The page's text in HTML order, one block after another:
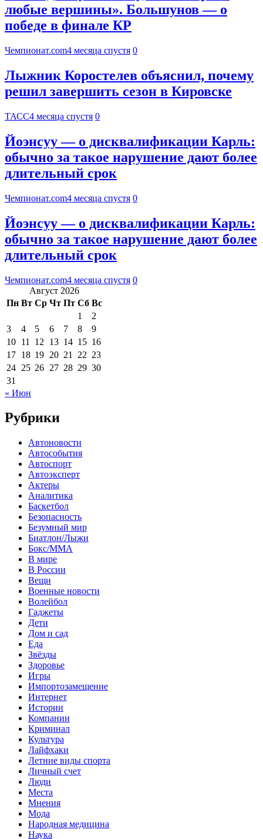
любые вершины». Большунов — о
победе в финале КР
Чемпионат.com4 месяца спустя 0
Лыжник Коростелев объяснил, почему
решил завершить сезон в Кировске
ТАСС4 месяца спустя 0
Йоэнсуу — о дисквалификации Карль:
обычно за такое нарушение дают более
длительный срок
Чемпионат.com4 месяца спустя 0
Йоэнсуу — о дисквалификации Карль:
обычно за такое нарушение дают более
длительный срок
Чемпионат.com4 месяца спустя 0
Август 2026
Пн Вт Ср Чт Пт Сб Вс
1
2
3
4 5 6 7 8
9
10 11 12 13 14 15 16
17 18 19 20 21 22 23
24 25 26 27 28 29 30
31
« Июн
Рубрики
Автоновости
Автособытия
Автоспорт
Автоэксперт
Актеры
Аналитика
Баскетбол
Безопасность
Безумный мир
Биатлон/Лыжи
Бокс/MMA
В мире
В России
Вещи
Военные новости
Волейбол
Гаджеты
Дети
Дом и сад
Еда
Звёзды
Здоровье
Игры
Импортозамещение
Интернет
Истории
Компании
Криминал
Культура
Лайфхаки
Летние виды спорта
Личный счет
Люди
Места
Мнения
Мода
Народная медицина
Наука